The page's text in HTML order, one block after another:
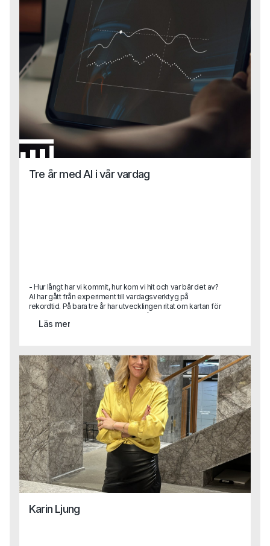
Tre år med AI i vår vardag
- Hur långt har vi kommit, hur kom vi hit och var bär det av?
AI har gått från experiment till vardagsverktyg på
rekordtid. På bara tre år har utvecklingen ritat om kartan för
samhället. Hur hamnade vi här, vad har egentligen hänt
som redan förändrat mer än många vågat förutspå.
Läs mer
Karin Ljung